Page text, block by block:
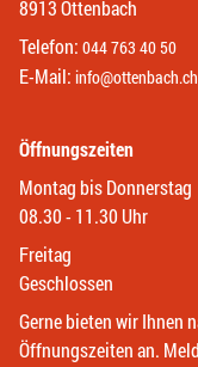
8913 Ottenbach
Telefon: 044 763 40 50
E-Mail: info@ottenbach.ch
Öffnungszeiten
Montag bis Donnerstag
08.30 - 11.30 Uhr
Freitag
Geschlossen
Gerne bieten wir Ihnen
Öffnungszeiten an.